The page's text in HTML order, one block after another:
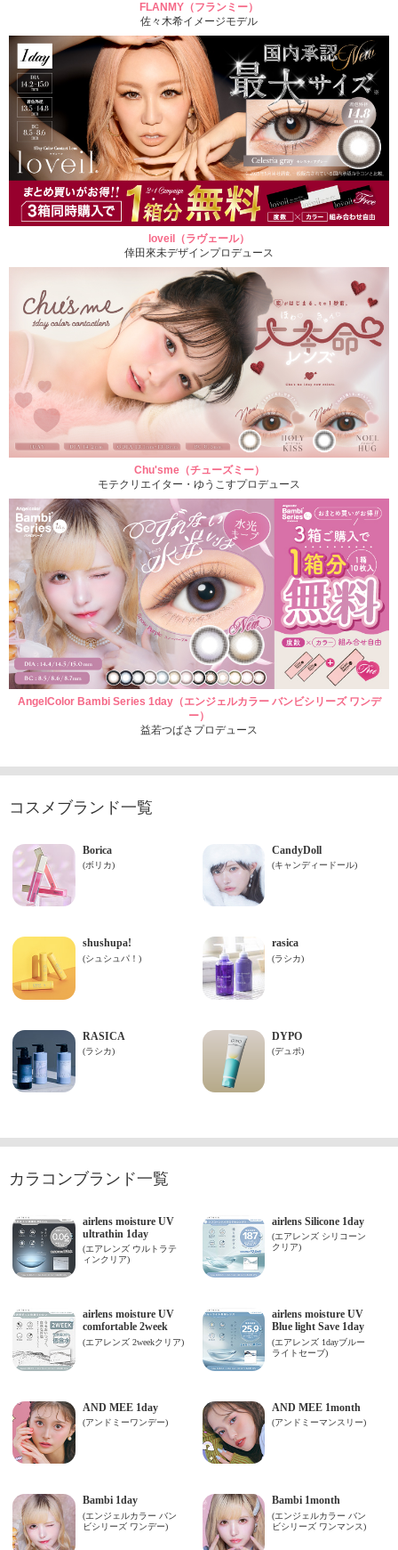
FLANMY（フランミー）
佐々木希イメージモデル
loveil（ラヴェール）
倖田來未デザインプロデュース
Chu'sme（チューズミー）
モテクリエイター・ゆうこすプロデュース
AngelColor Bambi Series 1day（エンジェルカラー バンビシリーズ ワンデ
ー）
益若つばさプロデュース
コスメブランド一覧
カラコンブランド一覧